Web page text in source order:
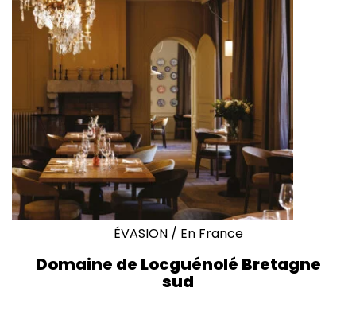
ÉVASION/ En France
Domaine de Locguénolé Bretagne
sud